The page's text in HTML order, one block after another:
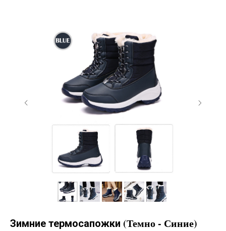
Зимние термосапожки (Темно - Синие)